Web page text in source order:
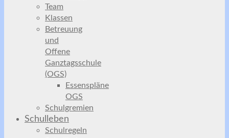
Team
Klassen
Betreuung
und
Offene
Ganztagsschule
(OGS)
Essenspläne
OGS
Schulgremien
Schulleben
Schulregeln